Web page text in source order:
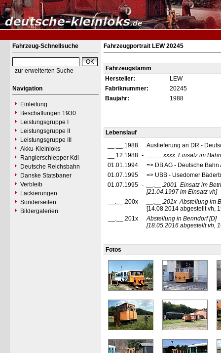
Fahrzeug-Schnellsuche
zur erweiterten Suche
Navigation
Einleitung
Beschaffungen 1930
Leistungsgruppe I
Leistungsgruppe II
Leistungsgruppe III
Akku-Kleinloks
Rangierschlepper Kdl
Deutsche Reichsbahn
Danske Statsbaner
Verbleib
Lackierungen
Sonderseiten
Bildergalerien
Fahrzeugportrait LEW 20245
Fahrzeugstamm
Hersteller:
LEW
Fabriknummer:
20245
Baujahr:
1988
Lebenslauf
__.__.1988
Auslieferung an DR -
__.12.1988 - __.__.xxxx Einsatz im
01.01.1994
=> DB AG - Deutsche
01.07.1995
=> UBB - Usedomer
01.07.1995 - __.__.2001 Einsatz im
[21.04.1997 im Einsatz vh]
__.__.200x - __.__.201x Abstellung im
[14.08.2014 abgestellt vh,
__.__.201x
Abstellung in Benndorf [D]
[18.05.2016 abgestellt vh,
Fotos